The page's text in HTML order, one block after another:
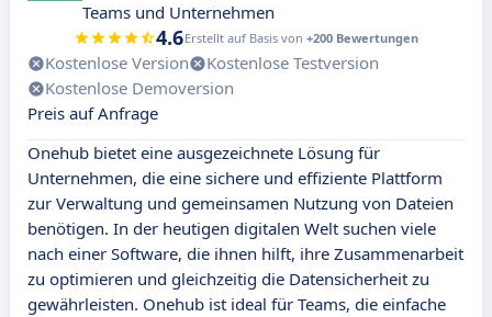
Teams und Unternehmen
4.6Erstellt auf Basis von +200 Bewertungen
Kostenlose Version
Kostenlose Testversion
Kostenlose Demoversion
Preis auf Anfrage
Onehub bietet eine ausgezeichnete Lösung für
Unternehmen, die eine sichere und effiziente Plattform
zur Verwaltung und gemeinsamen Nutzung von Dateien
benötigen. In der heutigen digitalen Welt suchen viele
nach einer Software, die ihnen hilft, ihre Zusammenarbeit
zu optimieren und gleichzeitig die Datensicherheit zu
gewährleisten. Onehub ist ideal für Teams, die einfache